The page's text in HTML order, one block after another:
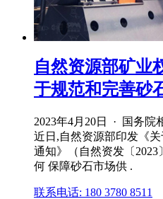
自然资源部矿业
于规范和完善砂
2023年4月20日 · 国务院
近日,自然资源部印发《
通知》（自然资发〔2023
何 保障砂石市场供 .
联系电话: 180 3780 8511